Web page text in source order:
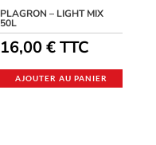
PLAGRON – LIGHT MIX
50L
16,00€TTC
AJOUTER AU PANIER